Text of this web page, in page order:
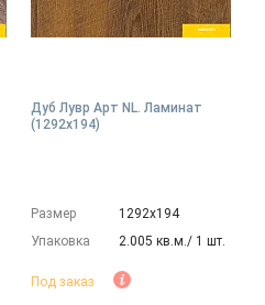
Дуб Лувр Арт NL. Ламинат
(1292х194)
Размер
1292х194
Упаковка
2.005 кв.м./ 1 шт.
Под заказ